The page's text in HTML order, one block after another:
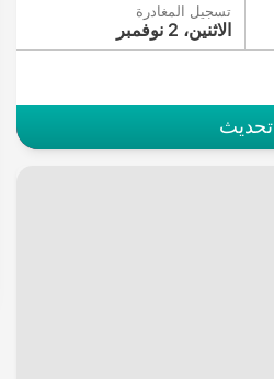
تسجيل المغادرة
الاثنين، 2 نوفمبر
تحديث